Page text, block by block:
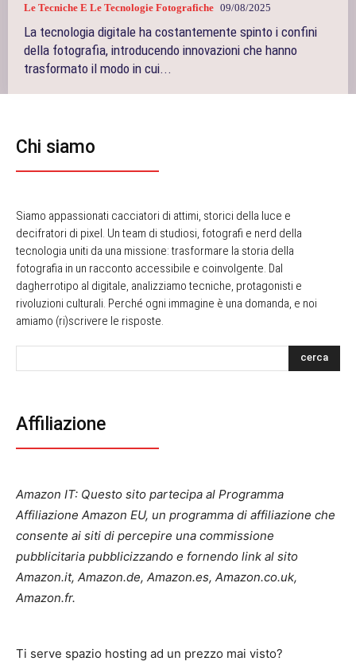
Le Tecniche E Le Tecnologie Fotografiche 09/08/2025
La tecnologia digitale ha costantemente spinto i confini
della fotografia, introducendo innovazioni che hanno
trasformato il modo in cui...
Chi siamo
Siamo appassionati cacciatori di attimi, storici della luce e
decifratori di pixel. Un team di studiosi, fotografi e nerd della
tecnologia uniti da una missione: trasformare la storia della
fotografia in un racconto accessibile e coinvolgente. Dal
dagherrotipo al digitale, analizziamo tecniche, protagonisti e
rivoluzioni culturali. Perché ogni immagine è una domanda, e noi
amiamo (ri)scrivere le risposte.
cerca
Affiliazione
Amazon IT: Questo sito partecipa al Programma
Affiliazione Amazon EU, un programma di affiliazione che
consente ai siti di percepire una commissione
pubblicitaria pubblicizzando e fornendo link al sito
Amazon.it, Amazon.de, Amazon.es, Amazon.co.uk,
Amazon.fr.
Ti serve spazio hosting ad un prezzo mai visto?